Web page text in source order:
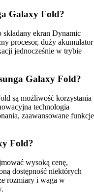
Galaxy Fold?
ekran Dynamic
procesor, duży akumulator
jednocześnie w trybie
Galaxy Fold?
są możliwość korzystania
technologia
zaawansowane funkcje
Fold?
wysoką cenę,
dostępność niektórych
rozmiary i waga w